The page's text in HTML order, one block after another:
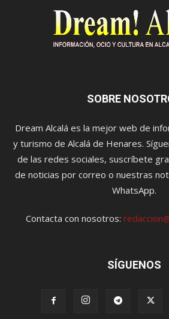
SOBRE
Dream Alcalá es la mejor web de
y turismo de Alcalá de Henares.
de las redes sociales, suscríbete
de noticias por correo o nuestras
WhatsApp.
Contacta con nosotros:
SÍGUENOS